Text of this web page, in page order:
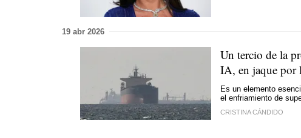
19 abr 2026
Un tercio de la
IA, en jaque por
Es un elemento
el enfriamiento de
CRISTINA CÁNDIDO